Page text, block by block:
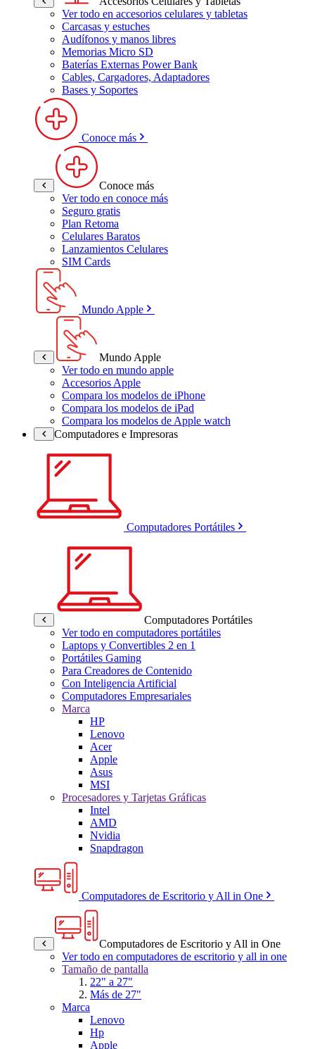
Ver todo en accesorios celulares y tabletas
Carcasas y estuches
Audífonos y manos libres
Memorias Micro SD
Baterías Externas Power Bank
Cables, Cargadores, Adaptadores
Bases y Soportes
Conoce más
Conoce más
Ver todo en conoce más
Seguro gratis
Plan Retoma
Celulares Baratos
Lanzamientos Celulares
SIM Cards
Mundo Apple
Mundo Apple
Ver todo en mundo apple
Accesorios Apple
Compara los modelos de iPhone
Compara los modelos de iPad
Compara los modelos de Apple watch
Computadores e Impresoras
Computadores Portátiles
Computadores Portátiles
Ver todo en computadores portátiles
Laptops y Convertibles 2 en 1
Portátiles Gaming
Para Creadores de Contenido
Con Inteligencia Artificial
Computadores Empresariales
Marca
HP
Lenovo
Acer
Apple
Asus
MSI
Procesadores y Tarjetas Gráficas
Intel
AMD
Nvidia
Snapdragon
Computadores de Escritorio y All in One
Computadores de Escritorio y All in One
Ver todo en computadores de escritorio y all in one
Tamaño de pantalla
22" a 27"
Más de 27"
Marca
Lenovo
Hp
Apple